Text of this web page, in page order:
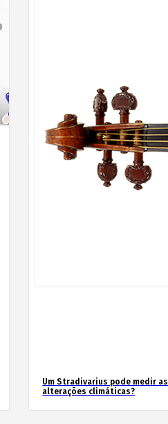
Um Stradivarius pode medir as
alterações climáticas?